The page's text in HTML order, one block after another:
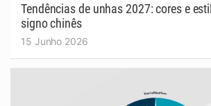
Tendências de unhas 2027: cores e
signo chinês
15 Junho 2026